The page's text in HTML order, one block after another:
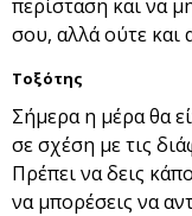
περίσταση και να
σου, αλλά ούτε και
Τοξότης
Σήμερα η μέρα θα
σε σχέση με τις
Πρέπει να δεις
να μπορέσεις να